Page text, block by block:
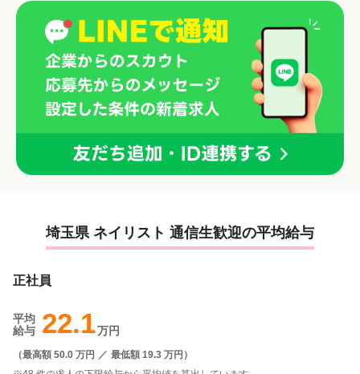
埼玉県 ネイリスト 通信生歓迎の平均給与
正社員
平均
給与 22.1万円
（最高額 50.0 万円 ／ 最低額 19.3 万円 ）